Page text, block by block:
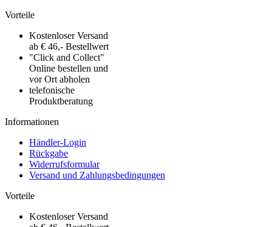
Vorteile
Kostenloser Versand
ab € 46,- Bestellwert
"Click and Collect"
Online bestellen und
vor Ort abholen
telefonische
Produktberatung
Informationen
Händler-Login
Rückgabe
Widerrufsformular
Versand und Zahlungsbedingungen
Vorteile
Kostenloser Versand